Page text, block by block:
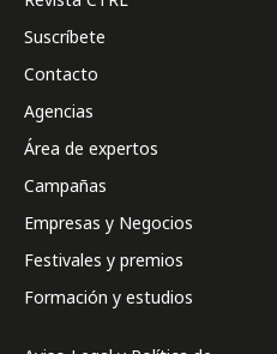
Suscríbete
Contacto
Agencias
Área de expertos
Campañas
Empresas y Negocios
Festivales y premios
Formación y estudios